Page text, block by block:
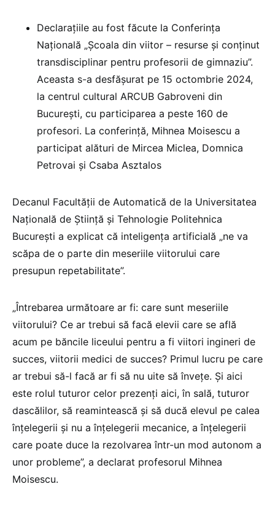
Declarațiile au fost făcute la Conferința
Națională „Școala din viitor – resurse și conținut
transdisciplinar pentru profesorii de gimnaziu”.
Aceasta s-a desfășurat pe 15 octombrie 2024,
la centrul cultural ARCUB Gabroveni din
București, cu participarea a peste 160 de
profesori. La conferință, Mihnea Moisescu a
participat alături de Mircea Miclea, Domnica
Petrovai și Csaba Asztalos
Decanul Facultății de Automatică de la Universitatea
Națională de Știință și Tehnologie Politehnica
București a explicat că inteligența artificială „ne va
scăpa de o parte din meseriile viitorului care
presupun repetabilitate”.
„Întrebarea următoare ar fi: care sunt meseriile
viitorului? Ce ar trebui să facă elevii care se află
acum pe băncile liceului pentru a fi viitori ingineri de
succes, viitorii medici de succes? Primul lucru pe care
ar trebui să-l facă ar fi să nu uite să învețe. Și aici
este rolul tuturor celor prezenți aici, în sală, tuturor
dascălilor, să reamintească și să ducă elevul pe calea
înțelegerii și nu a înțelegerii mecanice, a înțelegerii
care poate duce la rezolvarea într-un mod autonom a
unor probleme”, a declarat profesorul Mihnea
Moisescu.